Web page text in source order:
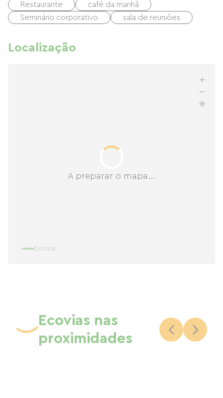
Restaurante
café da manhã
Seminário corporativo
sala de reuniões
Localização
A preparar o mapa...
Ecovia
Ecovias nas
proximidades